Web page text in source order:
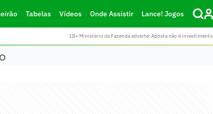
Tabelas Vídeos Onde Assistir Lance! Jogos
18+ Ministério da Fazenda adverte: Aposta não é investimento